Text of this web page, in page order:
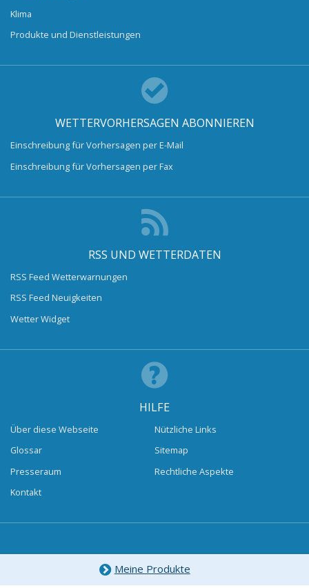
Klima
Produkte und Dienstleistungen
WETTERVORHERSAGEN ABONNIEREN
Einschreibung für Vorhersagen per E-Mail
Einschreibung für Vorhersagen per Fax
RSS UND WETTERDATEN
RSS Feed Wetterwarnungen
RSS Feed Neuigkeiten
Wetter Widget
HILFE
Über diese Webseite
Glossar
Presseraum
Kontakt
Nützliche Links
Sitemap
Rechtliche Aspekte
Meine Produkte